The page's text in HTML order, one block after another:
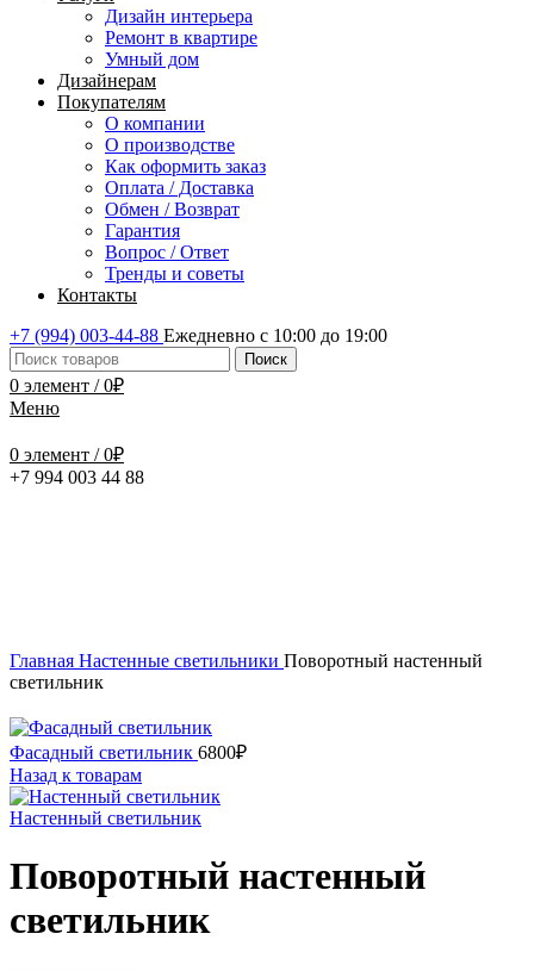
Дизайн интерьера
Ремонт в квартире
Умный дом
Дизайнерам
Покупателям
О компании
О производстве
Как оформить заказ
Оплата / Доставка
Обмен / Возврат
Гарантия
Вопрос / Ответ
Тренды и советы
Контакты
+7 (994) 003-44-88 Ежедневно с 10:00 до 19:00
Поиск
0 элемент / 0₽
Меню
0 элемент / 0₽
+7 994 003 44 88
Главная Настенные светильники Поворотный настенный
светильник
Фасадный светильник 6800₽
Назад к товарам
Настенный светильник
Поворотный настенный
светильник